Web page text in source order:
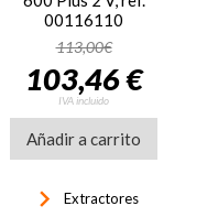
00116110
113,00€
103,46 €
IVA incluido
Añadir a carrito
keyboard_arrow_right Extractores